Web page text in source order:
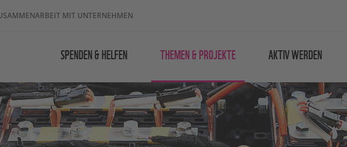
MIT UNTERNEHMEN
SPENDEN & HELFEN THEMEN & PROJEKTE AKTIV WERDEN